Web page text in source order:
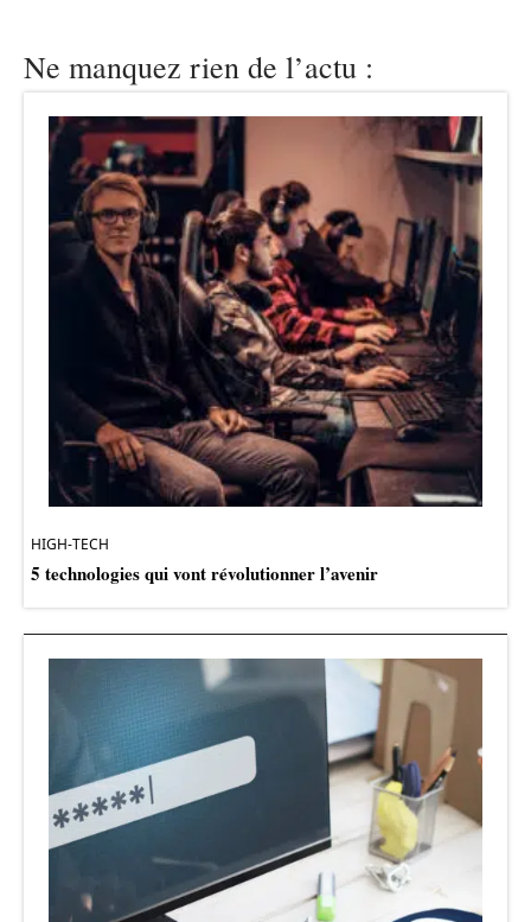
Ne manquez rien de l’actu :
HIGH-TECH
5 technologies qui vont révolutionner l’avenir